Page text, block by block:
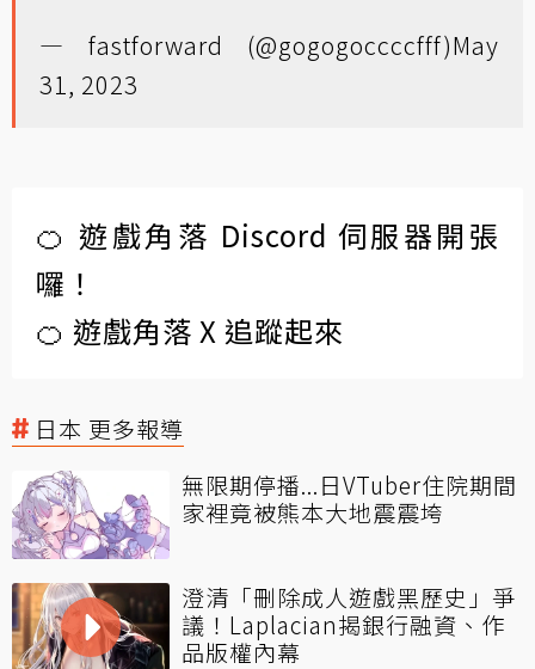
— fastforward (@gogogoccccfff)May
31, 2023
🍊 遊戲角落 Discord 伺服器開張
囉！
🍊 遊戲角落 X 追蹤起來
日本 更多報導
無限期停播...日VTuber住院期間
家裡竟被熊本大地震震垮
澄清「刪除成人遊戲黑歷史」爭
議！Laplacian揭銀行融資、作
品版權內幕